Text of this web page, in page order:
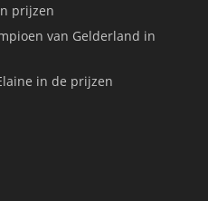
prijzen
van Gelderland in
in de prijzen